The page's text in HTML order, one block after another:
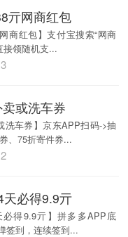
亓网商红包
商红包】支付宝搜索“网商
接领随机支...
或洗车券
洗车券】京东APP扫码->抽
、75折寄件券...
必得9.9亓
必得9.9亓】拼多多APP底
签到，连续签到...